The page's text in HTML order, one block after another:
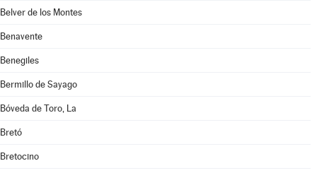
Belver de los Montes
Benavente
Benegiles
Bermillo de Sayago
Bóveda de Toro, La
Bretó
Bretocino